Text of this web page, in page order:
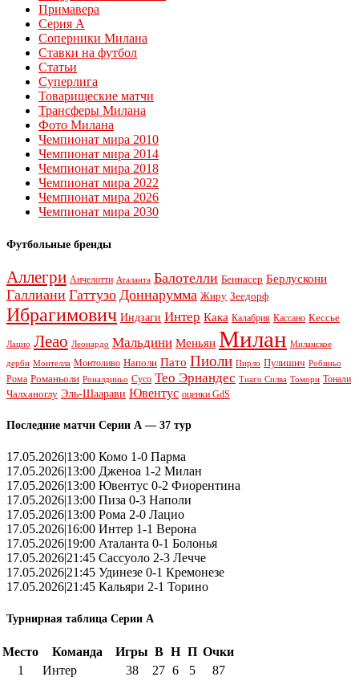
Примавера
Серия А
Соперники Милана
Ставки на футбол
Статьи
Суперлига
Товарищеские матчи
Трансферы Милана
Фото Милана
Чемпионат мира 2010
Чемпионат мира 2014
Чемпионат мира 2018
Чемпионат мира 2022
Чемпионат мира 2026
Чемпионат мира 2030
Футбольные бренды
Аллегри Анчелотти Аталанта Балотелли Беннасер Берлускони
Галлиани Гаттузо Доннарумма Жиру Зеедорф
Ибрагимович Индзаги Интер Кака Калабрия Кассано Кессье
Лацио Леао Леонардо Мальдини Меньян Милан Миланское
дерби Монтелла Монтоливо Наполи Пато Пиоли Пирло Пулишич Робиньо
Рома Романьоли Роналдиньо Сусо Тео Эрнандес Тиаго Силва Томори Тонали
Чалханоглу Эль-Шаарави Ювентус оценки GdS
Последние матчи Серии А — 37 тур
17.05.2026|13:00 Комо 1-0 Парма
17.05.2026|13:00 Дженоа 1-2 Милан
17.05.2026|13:00 Ювентус 0-2 Фиорентина
17.05.2026|13:00 Пиза 0-3 Наполи
17.05.2026|13:00 Рома 2-0 Лацио
17.05.2026|16:00 Интер 1-1 Верона
17.05.2026|19:00 Аталанта 0-1 Болонья
17.05.2026|21:45 Сассуоло 2-3 Лечче
17.05.2026|21:45 Удинезе 0-1 Кремонезе
17.05.2026|21:45 Кальяри 2-1 Торино
Турнирная таблица Серии А
Место Команда Игры В Н П Очки
1
Интер 38 27 6 5
87